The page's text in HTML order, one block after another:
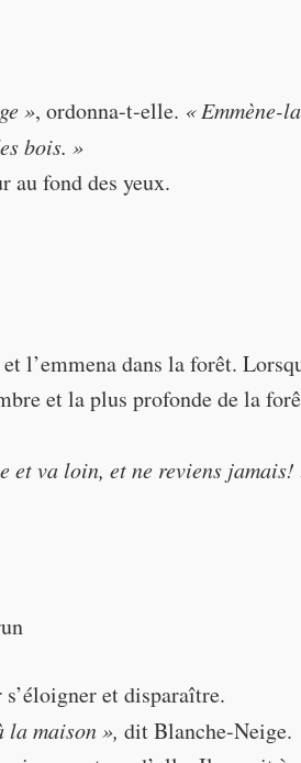
(a hunter whom she
», ordonna-t-elle. « Emmène-
bois. »
au fond des yeux.
l’emmena dans la forêt.
et la plus profonde de la
et va loin, et ne reviens jamais!
et disparaître.
la maison », dit Blanche-Neige.